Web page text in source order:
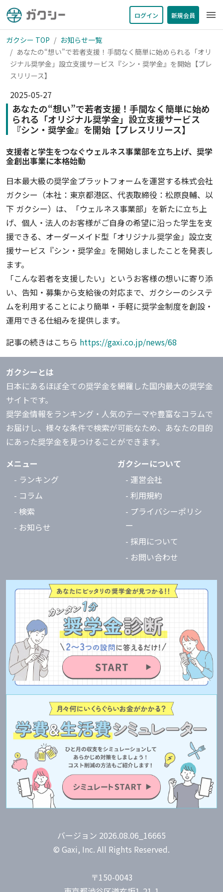
ログイン 新規会員 menu
ガクシー TOP
お知らせ一覧
あなたの“想い”で若者支援！手間なく簡単に始められる「オリ
ジナル奨学金」設立支援サービス『シン・奨学金』を開始【プレ
スリリース】
2025-05-27
あなたの“想い”で若者支援！手間なく簡単に始め
られる「オリジナル奨学金」設立支援サービス
『シン・奨学金』を開始【プレスリリース】
支援者と学生をつなぐウェルネス事業部を立ち上げ、奨学
金創出事業に本格始動
日本最大級の奨学金プラットフォームを運営する株式会社
ガクシー（本社：東京都港区、代表取締役：松原良輔、以
下 ガクシー）は、「ウェルネス事業部」を新たに立ち上
げ、個人・法人のお客様がご自身の希望に沿った学生を支
援できる、オーダーメイド型「オリジナル奨学金」設立支
援サービス『シン・奨学金』を開始しましたことを発表し
ます。
「こんな若者を支援したい」というお客様の想いに寄り添
い、告知・募集から支給後の対応まで、ガクシーのシステ
ムを利用することにより簡単・手軽に奨学金制度を創設・
運用できる仕組みを提供します。
記事の続きはこちら https://gaxi.co.jp/news/68
ガクシーとは
日本にあるほぼ全ての奨学金を網羅した国内最大の奨学金
サイトです。
奨学金情報をランキング・人気のテーマや豊富なコラムで
お届けし、様々な条件で検索が可能なため、あなたの目的
にあった奨学金を見つけることができます。
メニュー
- ランキング
- コラム
- 検索
- お知らせ
ガクシーについて
- 運営会社
- 利用規約
- プライバシーポリシ
ー
- 採用について
- お問い合わせ
バージョン 2026.08.06_16665
© Gaxi, Inc. All Rights Reserved.
〒150-0043